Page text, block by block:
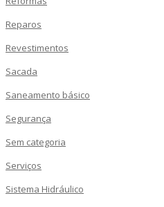
Reparos
Revestimentos
Sacada
Saneamento básico
Segurança
Sem categoria
Serviços
Sistema Hidráulico